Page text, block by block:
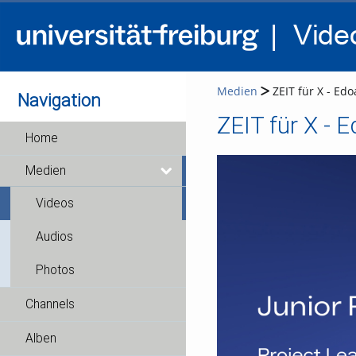
Navigation
Home
Medien
Videos
Audios
Photos
Channels
Alben
Medien ZEIT für X -
ZEIT für X -